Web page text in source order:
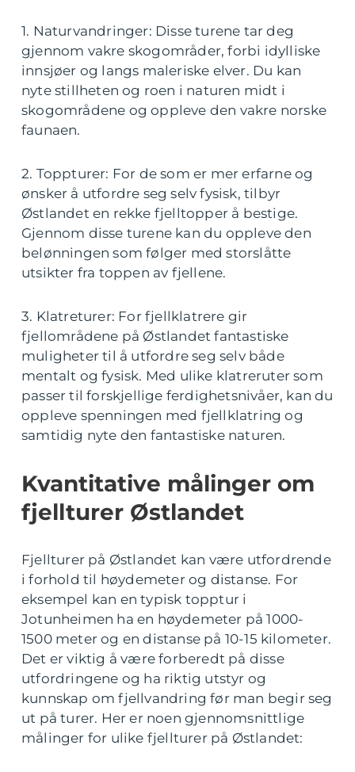
1. Naturvandringer: Disse turene tar deg
gjennom vakre skogområder, forbi idylliske
innsjøer og langs maleriske elver. Du kan
nyte stillheten og roen i naturen midt i
skogområdene og oppleve den vakre norske
faunaen.
2. Toppturer: For de som er mer erfarne og
ønsker å utfordre seg selv fysisk, tilbyr
Østlandet en rekke fjelltopper å bestige.
Gjennom disse turene kan du oppleve den
belønningen som følger med storslåtte
utsikter fra toppen av fjellene.
3. Klatreturer: For fjellklatrere gir
fjellområdene på Østlandet fantastiske
muligheter til å utfordre seg selv både
mentalt og fysisk. Med ulike klatreruter som
passer til forskjellige ferdighetsnivåer, kan du
oppleve spenningen med fjellklatring og
samtidig nyte den fantastiske naturen.
Kvantitative målinger om
fjellturer Østlandet
Fjellturer på Østlandet kan være utfordrende
i forhold til høydemeter og distanse. For
eksempel kan en typisk topptur i
Jotunheimen ha en høydemeter på 1000-
1500 meter og en distanse på 10-15 kilometer.
Det er viktig å være forberedt på disse
utfordringene og ha riktig utstyr og
kunnskap om fjellvandring før man begir seg
ut på turer. Her er noen gjennomsnittlige
målinger for ulike fjellturer på Østlandet: